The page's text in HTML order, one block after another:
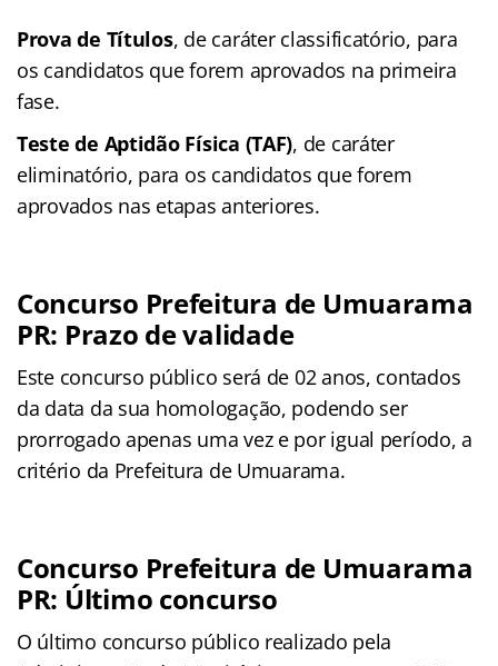
Prova de Títulos, de caráter classificatório, para
os candidatos que forem aprovados na primeira
fase.
Teste de Aptidão Física (TAF), de caráter
eliminatório, para os candidatos que forem
aprovados nas etapas anteriores.
Concurso Prefeitura de Umuarama
PR: Prazo de validade
Este concurso público será de 02 anos, contados
da data da sua homologação, podendo ser
prorrogado apenas uma vez e por igual período, a
critério da Prefeitura de Umuarama.
Concurso Prefeitura de Umuarama
PR: Último concurso
O último concurso público realizado pela